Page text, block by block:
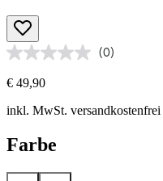
(0)
€ 49,90
inkl. MwSt. versandkostenfrei
Farbe